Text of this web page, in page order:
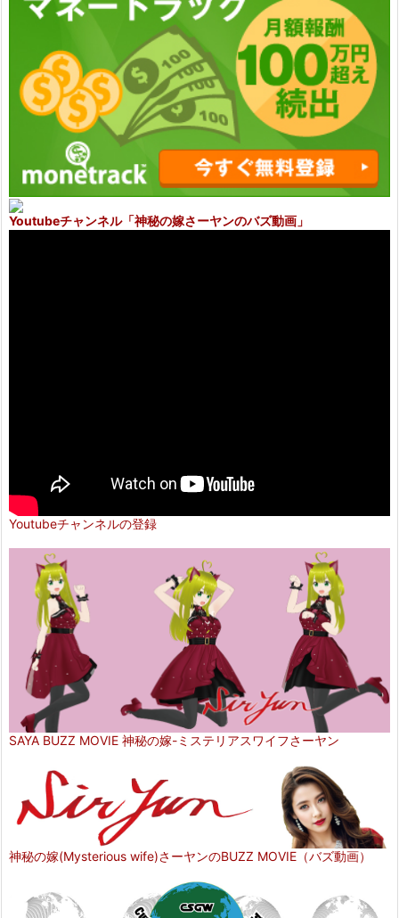
Youtubeチャンネル「神秘の嫁さーヤンのバズ動画」
Youtubeチャンネルの登録
SAYA BUZZ MOVIE 神秘の嫁-ミステリアスワイフさーヤン
神秘の嫁(Mysterious wife)さーヤンのBUZZ MOVIE（バズ動画）